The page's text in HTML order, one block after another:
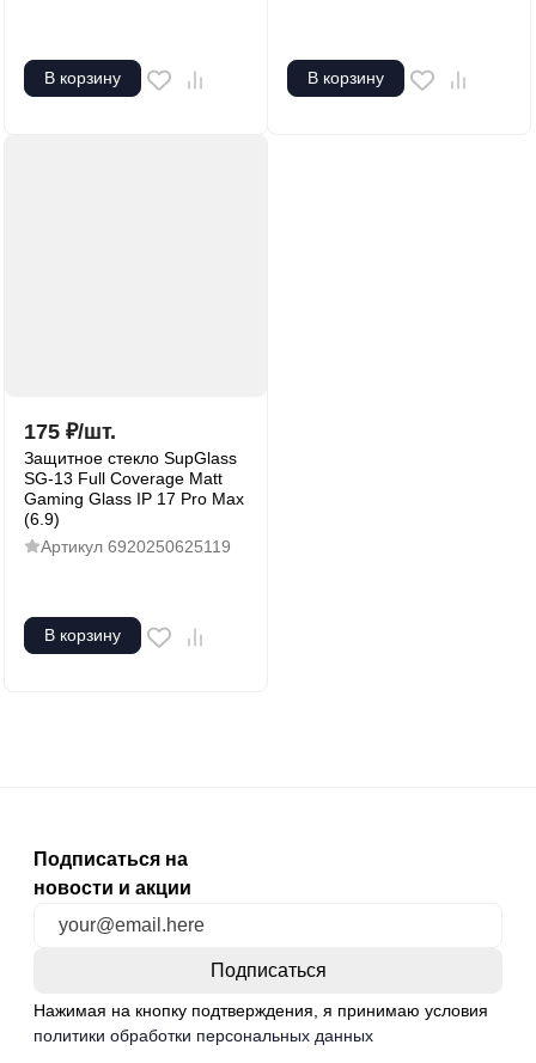
В корзину В корзину
175 ₽/шт.
Защитное стекло SupGlass
SG-13 Full Coverage Matt
Gaming Glass IP 17 Pro Max
(6.9)
Артикул 6920250625119
В корзину
Подписаться на
новости и акции
Нажимая на кнопку подтверждения, я принимаю условия
политики обработки персональных данных